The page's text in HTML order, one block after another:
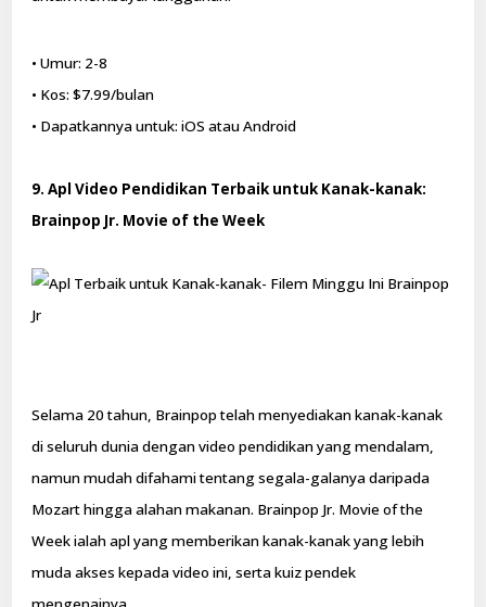
• Umur: 2-8
• Kos: $7.99/bulan
• Dapatkannya untuk: iOS atau Android
9. Apl Video Pendidikan Terbaik untuk Kanak-kanak:
Brainpop Jr. Movie of the Week
Selama 20 tahun, Brainpop telah menyediakan kanak-kanak
di seluruh dunia dengan video pendidikan yang mendalam,
namun mudah difahami tentang segala-galanya daripada
Mozart hingga alahan makanan. Brainpop Jr. Movie of the
Week ialah apl yang memberikan kanak-kanak yang lebih
muda akses kepada video ini, serta kuiz pendek